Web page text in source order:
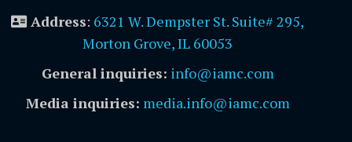
Address: 6321 W. Dempster St. Suite# 295,
Morton Grove, IL 60053
General inquiries: info@iamc.com
Media inquiries: media.info@iamc.com